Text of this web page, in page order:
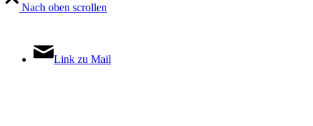
Link zu Mail
Nach oben scrollen